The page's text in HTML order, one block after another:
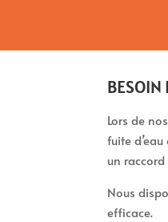
BESOIN
Lors de
fuite
un
Nous
efficace.